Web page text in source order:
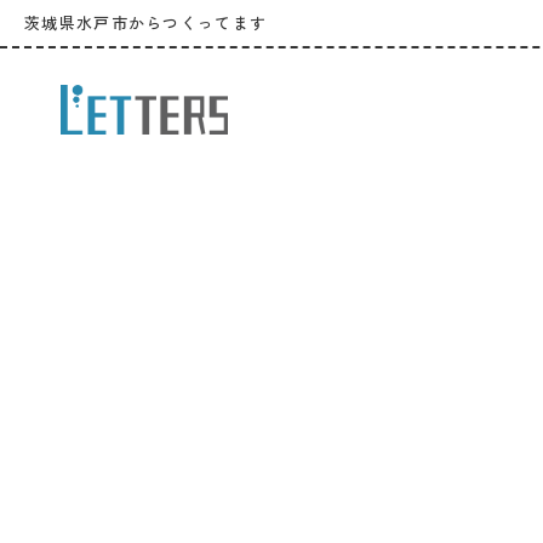
茨城県水戸市からつくってます